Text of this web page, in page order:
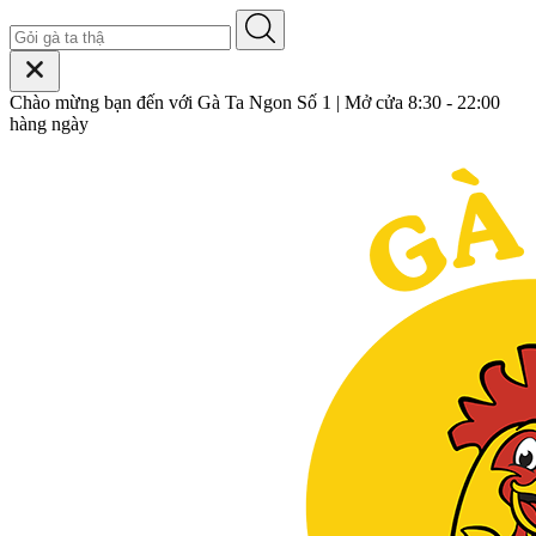
Chào mừng bạn đến với Gà Ta Ngon Số 1 | Mở cửa 8:30 - 22:00
hàng ngày